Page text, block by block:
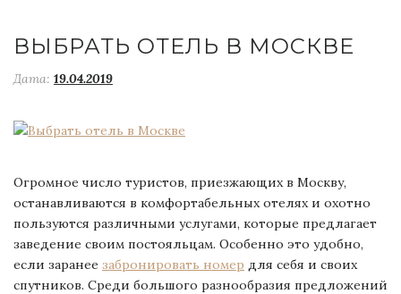
ВЫБРАТЬ ОТЕЛЬ В МОСКВЕ
Дата: 19.04.2019
Огромное число туристов, приезжающих в Москву,
останавливаются в комфортабельных отелях и охотно
пользуются различными услугами, которые предлагает
заведение своим постояльцам. Особенно это удобно,
если заранее забронировать номер для себя и своих
спутников. Среди большого разнообразия предложений